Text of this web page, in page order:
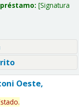
Signatura
Oeste,
.